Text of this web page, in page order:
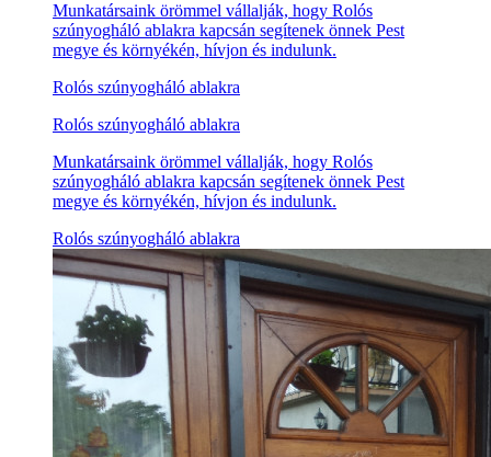
Munkatársaink örömmel vállalják, hogy Rolós
szúnyogháló ablakra kapcsán segítenek önnek Pest
megye és környékén, hívjon és indulunk.
Rolós szúnyogháló ablakra
Rolós szúnyogháló ablakra
Munkatársaink örömmel vállalják, hogy Rolós
szúnyogháló ablakra kapcsán segítenek önnek Pest
megye és környékén, hívjon és indulunk.
Rolós szúnyogháló ablakra